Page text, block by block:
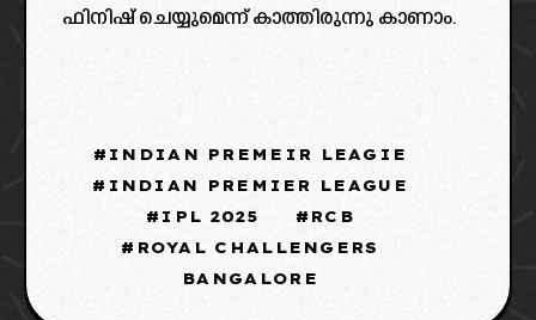
ഫിനിഷ് ചെയ്യുമെന്ന് കാത്തിരുന്നു കാണാം.
INDIAN PREMEIR LEAGIE
INDIAN PREMIER LEAGUE
IPL 2025
RCB
ROYAL CHALLENGERS
BANGALORE